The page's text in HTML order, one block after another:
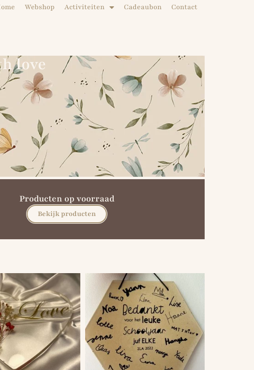
Webshop Activiteiten Cadeaubon Contact
love
Producten op voorraad
Bekijk producten